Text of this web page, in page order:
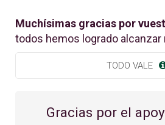
Muchísimas gracias por
todos hemos logrado
TODO VALE
Gracias por el